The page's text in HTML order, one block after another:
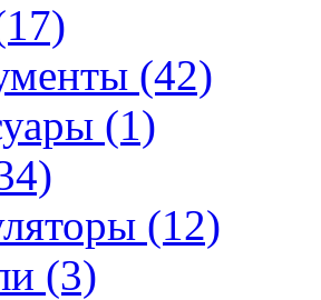
(42)
(1)
(12)
(3)